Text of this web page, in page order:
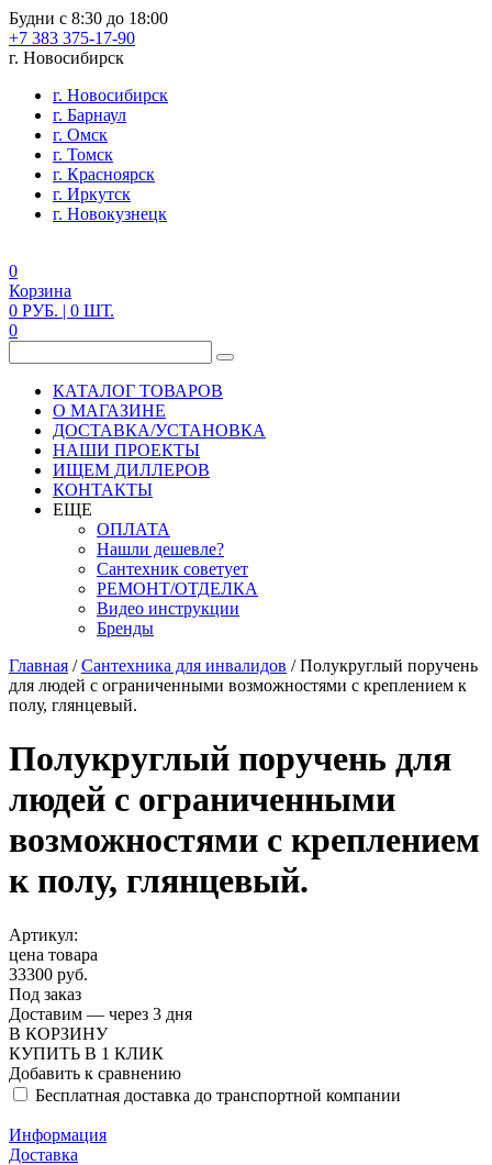
Будни с 8:30 до 18:00
+7 383 375-17-90
г. Новосибирск
г. Новосибирск
г. Барнаул
г. Омск
г. Томск
г. Красноярск
г. Иркутск
г. Новокузнецк
0
Корзина
0 РУБ. | 0 ШТ.
0
КАТАЛОГ ТОВАРОВ
О МАГАЗИНЕ
ДОСТАВКА/УСТАНОВКА
НАШИ ПРОЕКТЫ
ИЩЕМ ДИЛЛЕРОВ
КОНТАКТЫ
ЕЩЕ
ОПЛАТА
Нашли дешевле?
Сантехник советует
РЕМОНТ/ОТДЕЛКА
Видео инструкции
Бренды
Главная /Сантехника для инвалидов /Полукруглый поручень
для людей с ограниченными возможностями с креплением к
полу, глянцевый.
Полукруглый поручень для
людей с ограниченными
возможностями с креплением
к полу, глянцевый.
Артикул:
цена товара
33300 руб.
Под заказ
Доставим — через 3 дня
В КОРЗИНУ
КУПИТЬ В 1 КЛИК
Добавить к сравнению
Бесплатная доставка до транспортной компании
Информация
Доставка